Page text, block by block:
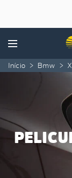
Menu
Início > Bmw >